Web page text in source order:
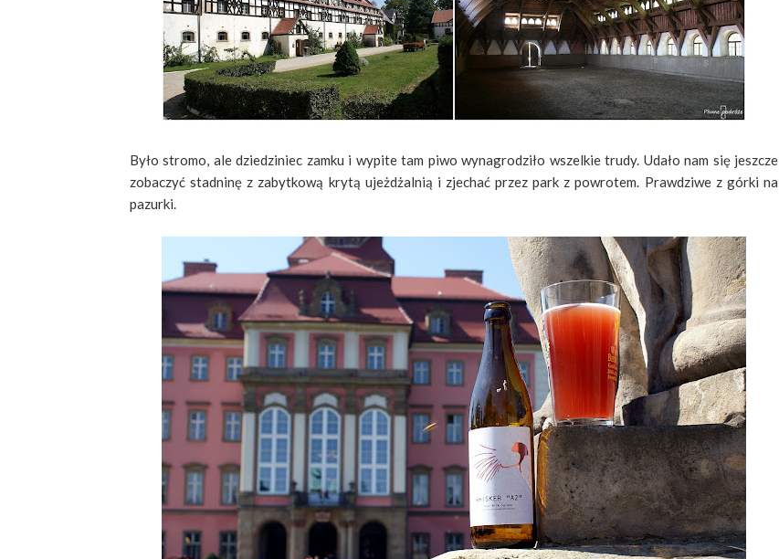
Było stromo, ale dziedziniec zamku i wypite tam piwo wynagrodziło wszelkie trudy. Udało nam się jeszcze
zobaczyć stadninę z zabytkową krytą ujeżdżalnią i zjechać przez park z powrotem. Prawdziwe z górki na
pazurki.